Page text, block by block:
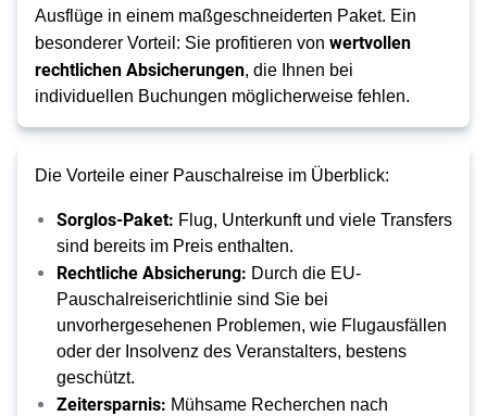
Ausflüge in einem maßgeschneiderten Paket. Ein
besonderer Vorteil: Sie profitieren von wertvollen
rechtlichen Absicherungen, die Ihnen bei
individuellen Buchungen möglicherweise fehlen.
Die Vorteile einer Pauschalreise im Überblick:
Sorglos-Paket: Flug, Unterkunft und viele Transfers
sind bereits im Preis enthalten.
Rechtliche Absicherung: Durch die EU-
Pauschalreiserichtlinie sind Sie bei
unvorhergesehenen Problemen, wie Flugausfällen
oder der Insolvenz des Veranstalters, bestens
geschützt.
Zeitersparnis: Mühsame Recherchen nach